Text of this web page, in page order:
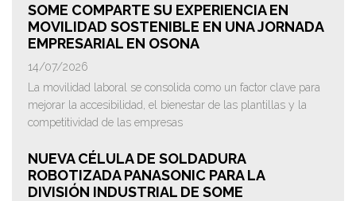
SOME COMPARTE SU EXPERIENCIA EN
MOVILIDAD SOSTENIBLE EN UNA JORNADA
EMPRESARIAL EN OSONA
14/07/2026
La movilidad laboral se consolida como un factor clave para
mejorar la accesibilidad, el bienestar de las plantillas y la
competitividad de las empresas
NUEVA CÉLULA DE SOLDADURA
ROBOTIZADA PANASONIC PARA LA
DIVISIÓN INDUSTRIAL DE SOME